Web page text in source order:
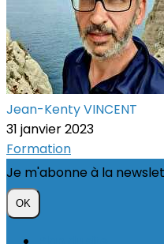
Jean-Kenty VINCENT
31 janvier 2023
Formation
Je m'abonne à la
OK